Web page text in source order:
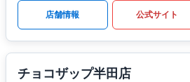
店舗情報 公式サイト
チョコザップ半田店